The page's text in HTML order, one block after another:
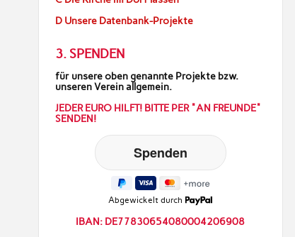
D Unsere Datenbank-Projekte
3. SPENDEN
für unsere oben genannte Projekte bzw.
unseren Verein allgemein.
JEDER EURO HILFT! BITTE PER "AN FREUNDE"
SENDEN!
Abgewickelt durch
IBAN: DE77830654080004206908